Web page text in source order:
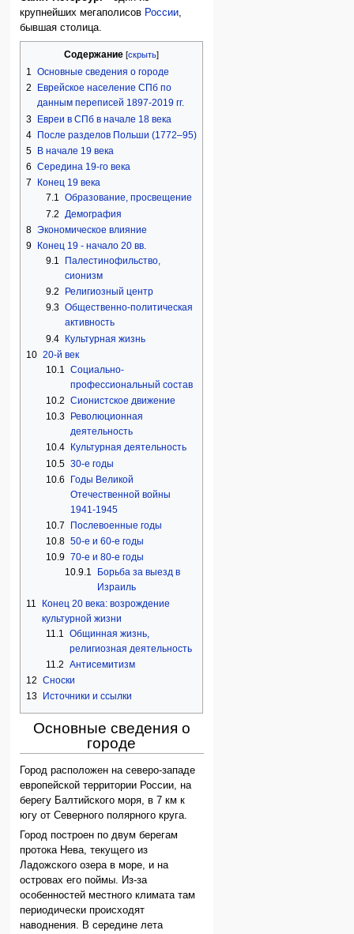
крупнейших мегаполисов России,
бывшая столица.
Содержание
1 Основные сведения о городе
2
Еврейское население СПб по
данным переписей 1897-2019 гг.
3 Евреи в СПб в начале 18 века
4 После разделов Польши (1772–95)
5
В начале 19 века
6 Середина 19-го века
7
Конец 19 века
7.1 Образование, просвещение
7.2
Демография
8 Экономическое влияние
9
Конец 19 - начало 20 вв.
9.1
Палестинофильство,
сионизм
9.2
Религиозный центр
9.3 Общественно-политическая
активность
9.4
Культурная жизнь
10 20-й век
10.1 Социально-
профессиональный состав
10.2 Сионистское движение
10.3
Революционная
деятельность
10.4
Культурная деятельность
10.5 30-е годы
10.6
Годы Великой
Отечественной войны
1941-1945
10.7
Послевоенные годы
10.8 50-е и 60-е годы
10.9 70-е и 80-е годы
10.9.1
Борьба за выезд в
Израиль
11
Конец 20 века: возрождение
культурной жизни
11.1
Общинная жизнь,
религиозная деятельность
11.2 Антисемитизм
12 Сноски
13
Источники и ссылки
Основные сведения о
городе
Город расположен на северо-западе
европейской территории России, на
берегу Балтийского моря, в 7 км к
югу от Северного полярного круга.
Город построен по двум берегам
протока Нева, текущего из
Ладожского озера в море, и на
островах его поймы. Из-за
особенностей местного климата там
периодически происходят
наводнения. В середине лета